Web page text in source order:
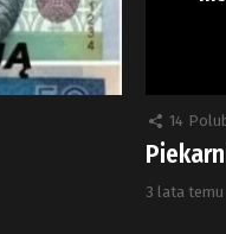
14
3 lata temu